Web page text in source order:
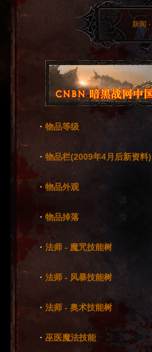
新闻 ·
·物品等级
· 物品栏(2009年4月后新资料)
· 物品外观
· 物品掉落
·法师 - 魔咒技能树
· 法师 - 风暴技能树
· 法师 - 奥术技能树
· 巫医魔法技能